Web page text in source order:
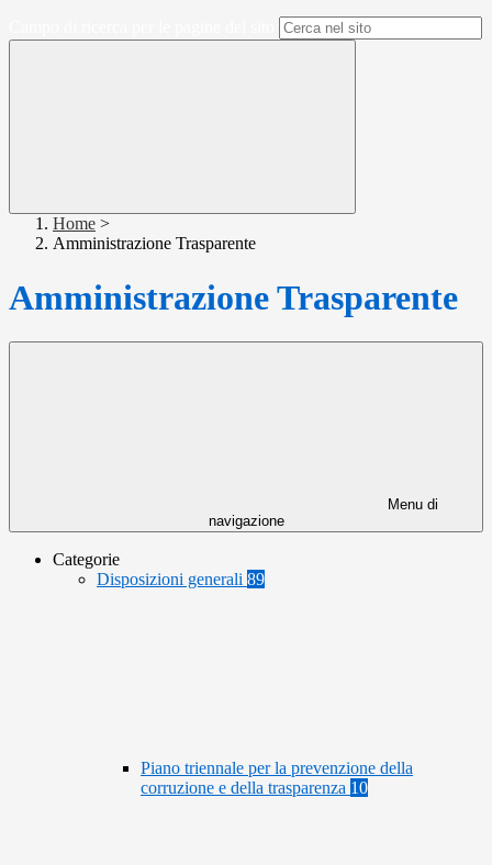
Home >
Amministrazione Trasparente
Amministrazione Trasparente
Menu di
navigazione
Categorie
Disposizioni generali 89
Piano triennale per la prevenzione della
corruzione e della trasparenza 10